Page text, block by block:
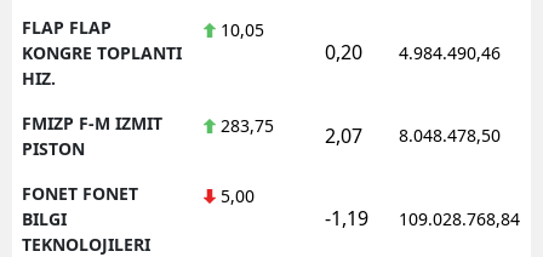
FLAP FLAP
KONGRE TOPLANTI
HIZ.
10,05
0,20 4.984.490,46
FMIZP F-M IZMIT
PISTON
283,75 2,07 8.048.478,50
FONET FONET
BILGI
TEKNOLOJILERI
5,00
-1,19 109.028.768,84